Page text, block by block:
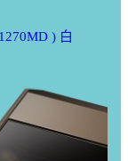
) 白